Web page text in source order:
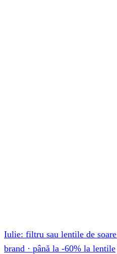
Iulie: filtru sau lentile de soare
brand · până la -60% la lentile